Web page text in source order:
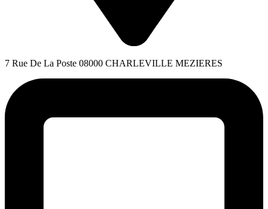
7 Rue De La Poste 08000 CHARLEVILLE MEZIERES